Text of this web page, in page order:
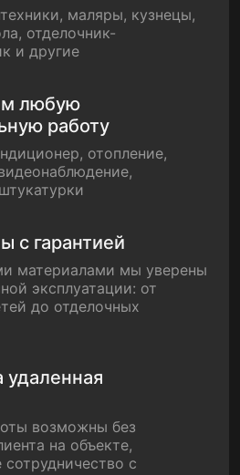
маляры, кузнецы,
отделочник-
и другие
любую
работу
отопление,
с гарантией
материалами мы уверены
эксплуатации: от
до отделочных
возможны без
на объекте,
с